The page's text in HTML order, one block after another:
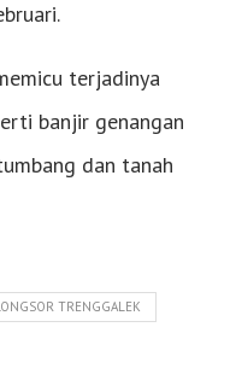
terjadinya
banjir genangan
dan tanah
TRENGGALEK